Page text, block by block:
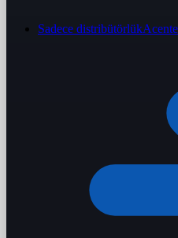
Sadece distribütörlük